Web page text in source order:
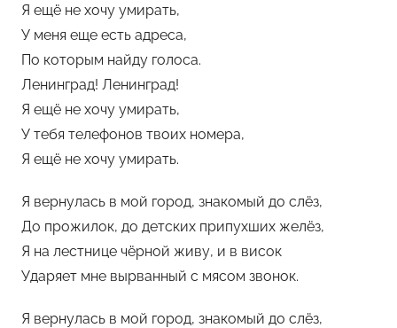
Я ещё не хочу умирать,
У меня еще есть адреса,
По которым найду голоса.
Ленинград! Ленинград!
Я ещё не хочу умирать,
У тебя телефонов твоих номера,
Я ещё не хочу умирать.
Я вернулась в мой город, знакомый до слёз,
До прожилок, до детских припухших желёз,
Я на лестнице чёрной живу, и в висок
Ударяет мне вырванный с мясом звонок.
Я вернулась в мой город, знакомый до слёз,